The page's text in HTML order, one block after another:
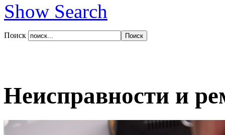
Show Search
Поиск
Неисправности и